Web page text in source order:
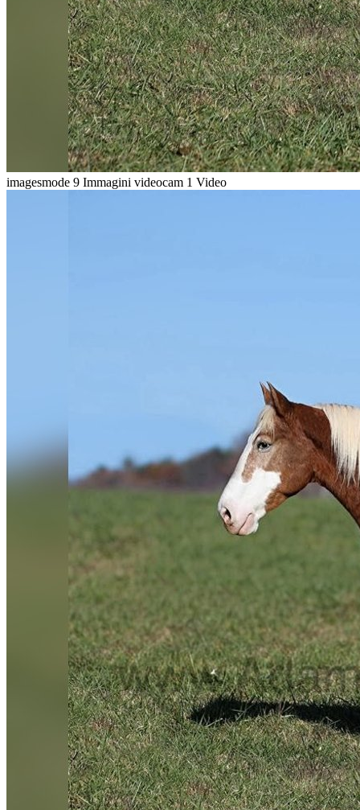
imagesmode 9 Immagini videocam 1 Video